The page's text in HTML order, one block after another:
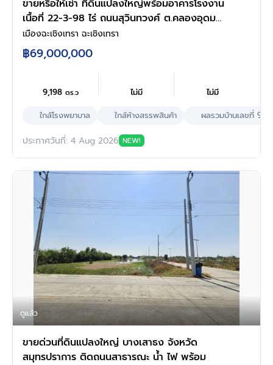
ขายหรือให้เช่า ที่ดินแปลงใหญ่พร้อมอาคารโรงงาน
เนื้อที่ 22-3-98 ไร่ ถนนสุวินทวงศ์ ต.คลองอุดม
ชลจร อ.เมืองฉะเชิงเทรา
เมืองฉะเชิงเทรา ฉะเชิงเทรา
฿69,000,000
9,198 ตร.ว ไม่มี
ไม่มี
ใกล้โรงพยาบาล
ใกล้ห้างสรรพสินค้า ผลรวมบ้านเลขที่ 9
ประกาศวันที่: 4 Aug 2026 NEW!
ดูแล้ว
ขายด่วนที่ดินแปลงใหญ่ บางเสาธง จังหวัด
สมุทรปราการ ติดถนนสาธารณะ น้ำ ไฟ พร้อม